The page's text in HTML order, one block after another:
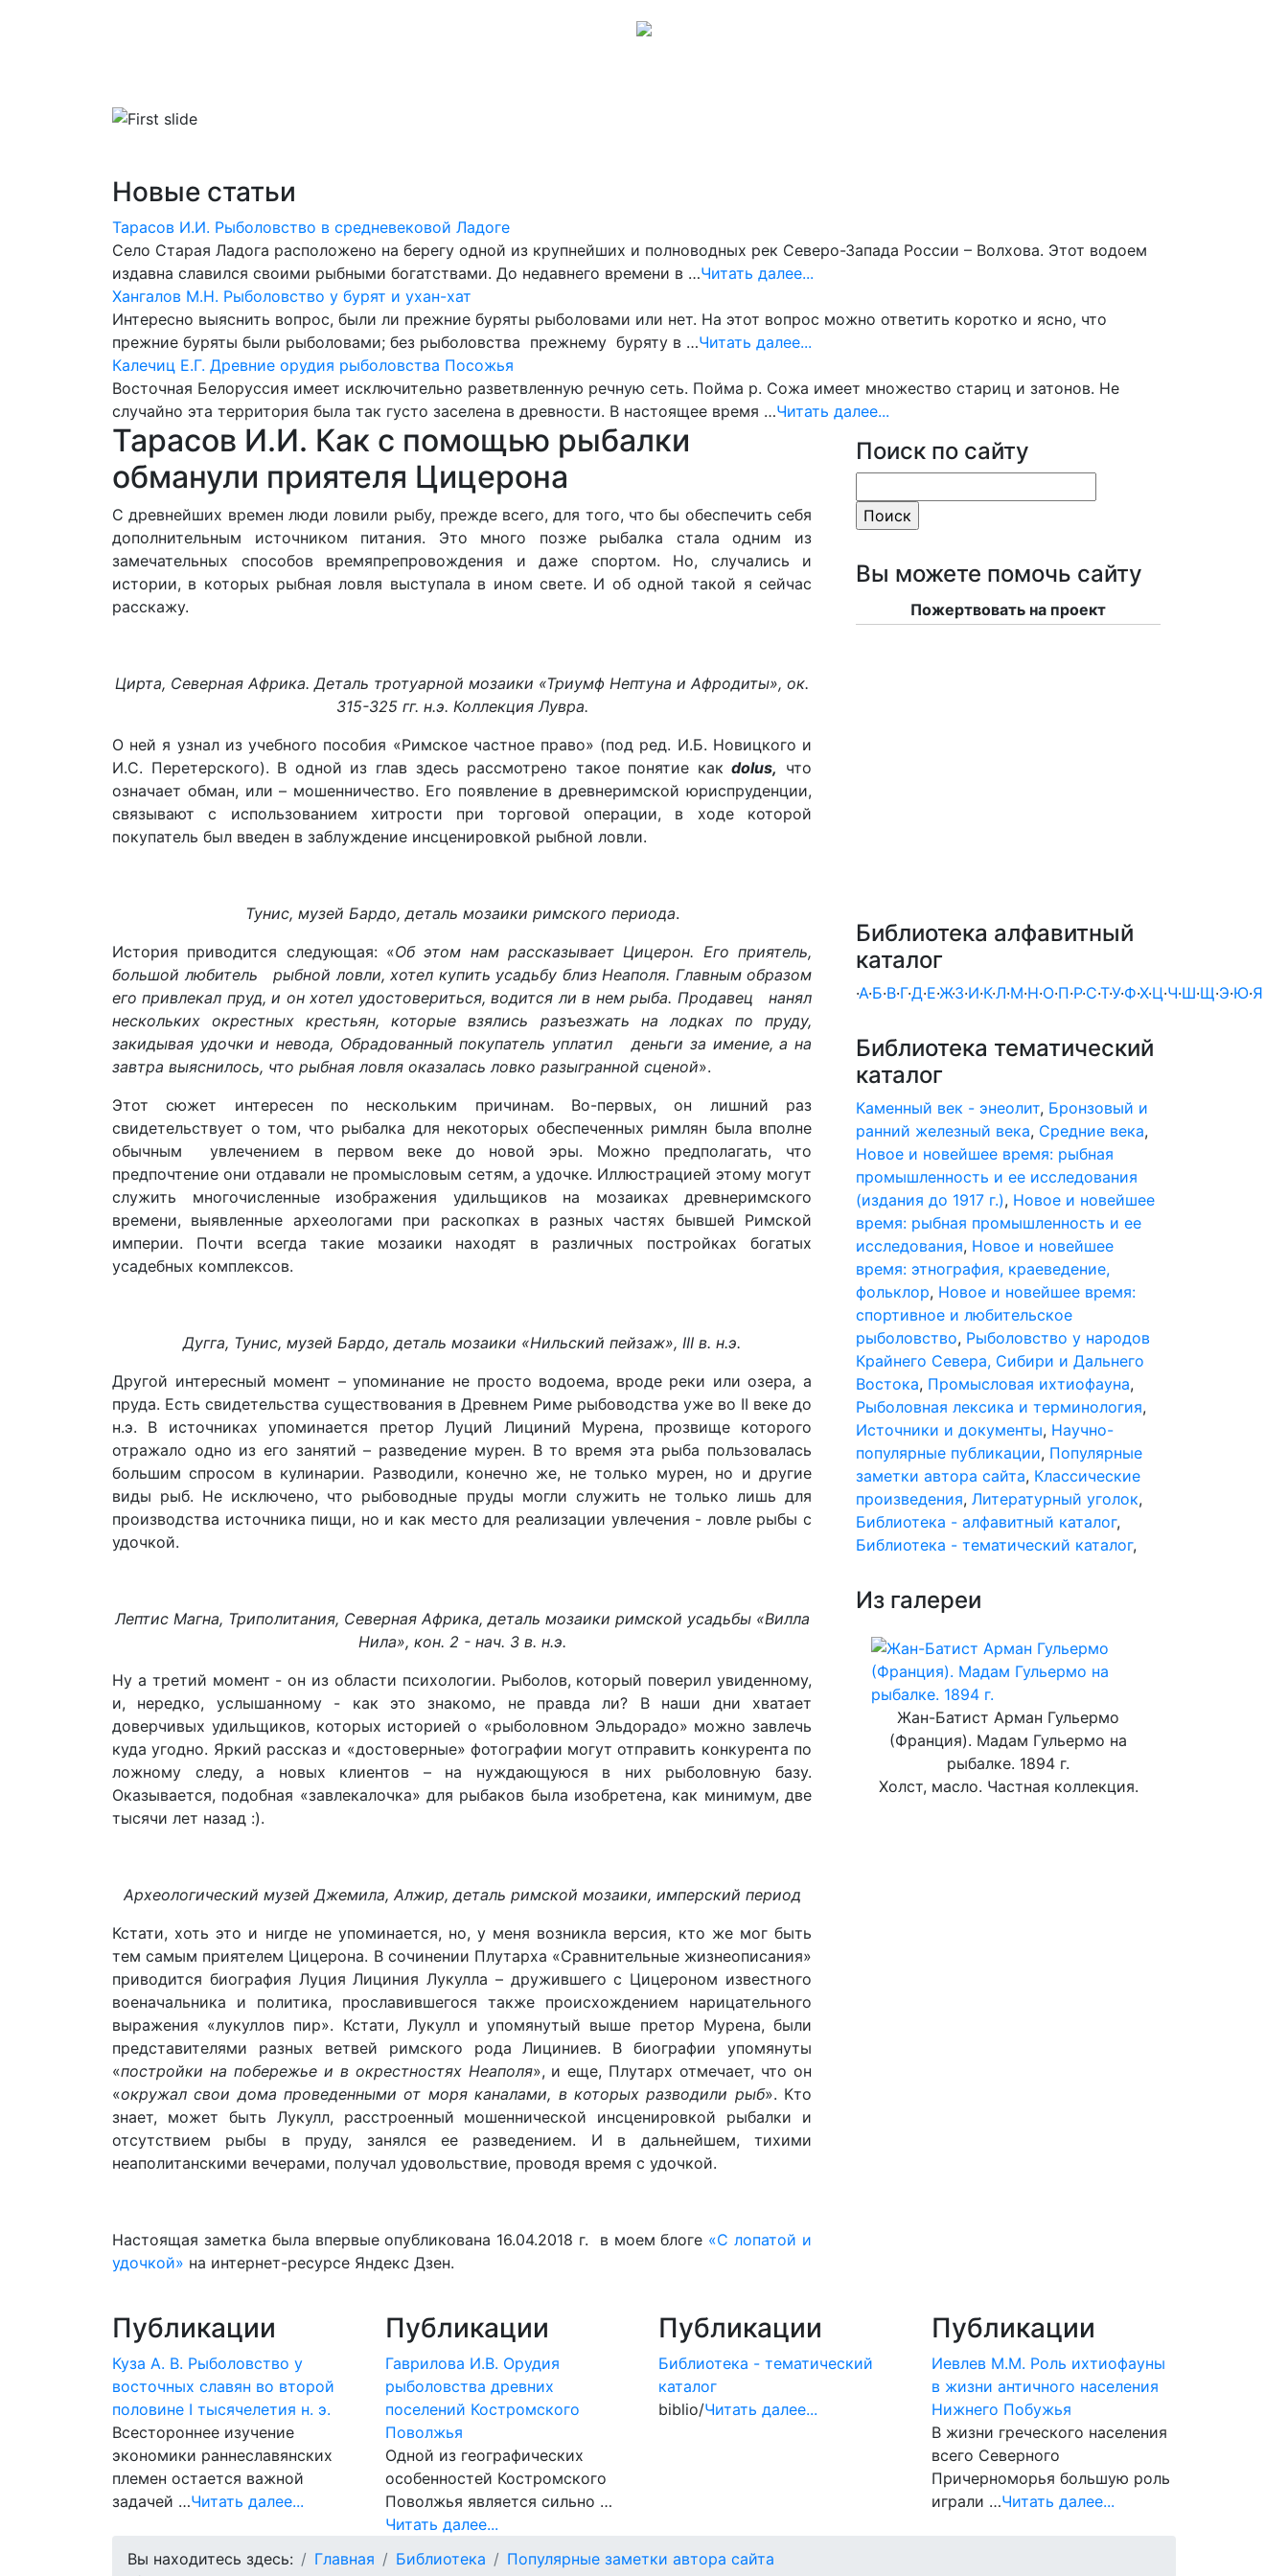
Новые статьи
Тарасов И.И. Рыболовство в средневековой Ладоге
Село Старая Ладога расположено на берегу одной из крупнейших и полноводных рек Северо-Запада России – Волхова. Этот водоем
издавна славился своими рыбными богатствами. До недавнего времени в …Читать далее...
Хангалов М.Н. Рыболовство у бурят и ухан-хат
Интересно выяснить вопрос, были ли прежние буряты рыболовами или нет. На этот вопрос можно ответить коротко и ясно, что
прежние буряты были рыболовами; без рыболовства прежнему буряту в …Читать далее...
Калечиц Е.Г. Древние орудия рыболовства Посожья
Восточная Белоруссия имеет исключительно разветвленную речную сеть. Пойма р. Сожа имеет множество стариц и затонов. Не
случайно эта территория была так густо заселена в древности. В настоящее время …Читать далее...
Тарасов И.И. Как с помощью рыбалки
обманули приятеля Цицерона
С древнейших времен люди ловили рыбу, прежде всего, для того, что бы обеспечить себя
дополнительным источником питания. Это много позже рыбалка стала одним из
замечательных способов времяпрепровождения и даже спортом. Но, случались и
истории, в которых рыбная ловля выступала в ином свете. И об одной такой я сейчас
расскажу.
Цирта, Северная Африка. Деталь тротуарной мозаики «Триумф Нептуна и Афродиты», ок.
315-325 гг. н.э. Коллекция Лувра.
О ней я узнал из учебного пособия «Римское частное право» (под ред. И.Б. Новицкого и
И.С. Перетерского). В одной из глав здесь рассмотрено такое понятие какdolus, что
означает обман, или – мошенничество. Его появление в древнеримской юриспруденции,
связывают с использованием хитрости при торговой операции, в ходе которой
покупатель был введен в заблуждение инсценировкой рыбной ловли.
Тунис, музей Бардо, деталь мозаики римского периода.
История приводится следующая: «Об этом нам рассказывает Цицерон. Его приятель,
большой любитель рыбной ловли, хотел купить усадьбу близ Неаполя. Главным образом
его привлекал пруд, и он хотел удостовериться, водится ли в нем рыба. Продавец нанял
нескольких окрестных крестьян, которые взялись разъезжать на лод­ках по пруду,
закидывая удочки и невода, Обрадованный покупатель уплатил деньги за имение, а на
завтра выяснилось, что рыбная ловля оказалась ловко разыгранной сценой».
Этот сюжет интересен по нескольким причинам. Во-первых, он лишний раз
свидетельствует о том, что рыбалка для некоторых обеспеченных римлян была вполне
обычным увлечением в первом веке до новой эры. Можно предполагать, что
предпочтение они отдавали не промысловым сетям, а удочке. Иллюстрацией этому могут
служить многочисленные изображения удильщиков на мозаиках древнеримского
времени, выявленные археологами при раскопках в разных частях бывшей Римской
империи. Почти всегда такие мозаики находят в различных постройках богатых
усадебных комплексов.
Дугга, Тунис, музей Бардо, деталь мозаики «Нильский пейзаж», III в. н.э.
Другой интересный момент – упоминание не просто водоема, вроде реки или озера, а
пруда. Есть свидетельства существования в Древнем Риме рыбоводства уже во II веке до
н.э. В источниках упоминается претор Луций Лициний Мурена, прозвище которого
отражало одно из его занятий – разведение мурен. В то время эта рыба пользовалась
большим спросом в кулинарии. Разводили, конечно же, не только мурен, но и другие
виды рыб. Не исключено, что рыбоводные пруды могли служить не только лишь для
производства источника пищи, но и как место для реализации увлечения - ловле рыбы с
удочкой.
Лептис Магна, Триполитания, Северная Африка, деталь мозаики римской усадьбы «Вилла
Нила», кон. 2 - нач. 3 в. н.э.
Ну а третий момент - он из области психологии. Рыболов, который поверил увиденному,
и, нередко, услышанному - как это знакомо, не правда ли? В наши дни хватает
доверчивых удильщиков, которых историей о «рыболовном Эльдорадо» можно завлечь
куда угодно. Яркий рассказ и «достоверные» фотографии могут отправить конкурента по
ложному следу, а новых клиентов – на нуждающуюся в них рыболовную базу.
Оказывается, подобная «завлекалочка» для рыбаков была изобретена, как минимум, две
тысячи лет назад :).
Археологический музей Джемила, Алжир, деталь римской мозаики, имперский период
Кстати, хоть это и нигде не упоминается, но, у меня возникла версия, кто же мог быть
тем самым приятелем Цицерона. В сочинении Плутарха «Сравнительные жизнеописания»
приводится биография Луция Лициния Лукулла – дружившего с Цицероном известного
военачальника и политика, прославившегося также происхождением нарицательного
выражения «лукуллов пир». Кстати, Лукулл и упомянутый выше претор Мурена, были
представителями разных ветвей римского рода Лициниев. В биографии упомянуты
«постройки на побережье и в окрестностях Неаполя», и еще, Плутарх отмечает, что он
«окружал свои дома проведенными от моря каналами, в которых разводили рыб». Кто
знает, может быть Лукулл, расстроенный мошеннической инсценировкой рыбалки и
отсутствием рыбы в пруду, занялся ее разведением. И в дальнейшем, тихими
неаполитанскими вечерами, получал удовольствие, проводя время с удочкой.
Настоящая заметка была впервые опубликована 16.04.2018 г. в моем блоге «С лопатой и
удочкой» на интернет-ресурсе Яндекс Дзен.
Поиск по сайту
Вы можете помочь сайту
Пожертвовать на проект
Библиотека алфавитный
каталог
·А·Б·В·Г·Д·Е·Ж·З·И·К·Л·М·Н·О·П·Р·С·Т·У·Ф·Х·Ц·Ч·Ш·Щ·Э·Ю·Я
Библиотека тематический
каталог
Каменный век - энеолит, Бронзовый и
ранний железный века, Средние века,
Новое и новейшее время: рыбная
промышленность и ее исследования
(издания до 1917 г.), Новое и новейшее
время: рыбная промышленность и ее
исследования, Новое и новейшее
время: этнография, краеведение,
фольклор, Новое и новейшее время:
спортивное и любительское
рыболовство, Рыболовство у народов
Крайнего Севера, Сибири и Дальнего
Востока, Промысловая ихтиофауна,
Рыболовная лексика и терминология,
Источники и документы, Научно-
популярные публикации, Популярные
заметки автора сайта, Классические
произведения, Литературный уголок,
Библиотека - алфавитный каталог,
Библиотека - тематический каталог,
Из галереи
Жан-Батист Арман Гульермо
(Франция). Мадам Гульермо на
рыбалке. 1894 г.
Холст, масло. Частная коллекция.
Публикации
Куза А. В. Рыболовство у
восточных славян во второй
половине I тысячелетия н. э.
Всестороннее изучение
экономики раннеславянских
племен остается важной
задачей …Читать далее...
Публикации
Гаврилова И.В. Орудия
рыболовства древних
поселений Костромского
Поволжья
Одной из географических
особенностей Костромского
Поволжья является сильно …
Читать далее...
Публикации
Библиотека - тематический
каталог
biblio/Читать далее...
Публикации
Иевлев М.М. Роль ихтиофауны
в жизни античного населения
Нижнего Побужья
В жизни греческого населения
всего Северного
Причерноморья большую роль
играли …Читать далее...
Вы находитесь здесь: Главная Библиотека
Популярные заметки автора сайта